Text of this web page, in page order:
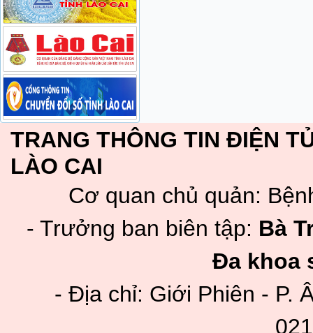
TRANG THÔNG TIN ĐIỆN
LÀO CAI
Cơ quan chủ quản:
- Trưởng ban biên tập: Bà
Đa khoa
- Địa chỉ: Giới Phiên - P.